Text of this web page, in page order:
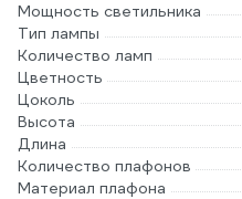
Мощность светильника
Тип лампы
Количество ламп
Цветность
Цоколь
Высота
Длина
Количество плафонов
Материал плафона